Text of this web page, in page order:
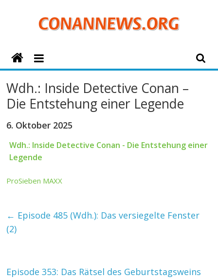
ConanNews.org
Conan
News
Wdh.: Inside Detective Conan –
Die Entstehung einer Legende
6. Oktober 2025
Wdh.: Inside Detective Conan - Die Entstehung einer
Legende
ProSieben MAXX
← Episode 485 (Wdh.): Das versiegelte Fenster
(2)
Episode 353: Das Rätsel des Geburtstagsweins